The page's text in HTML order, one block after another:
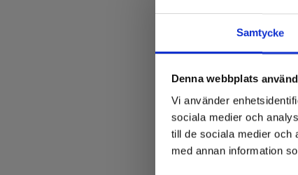
Samtycke
Denna webbplats
Vi använder
sociala medier och
till de sociala medier och
med annan information